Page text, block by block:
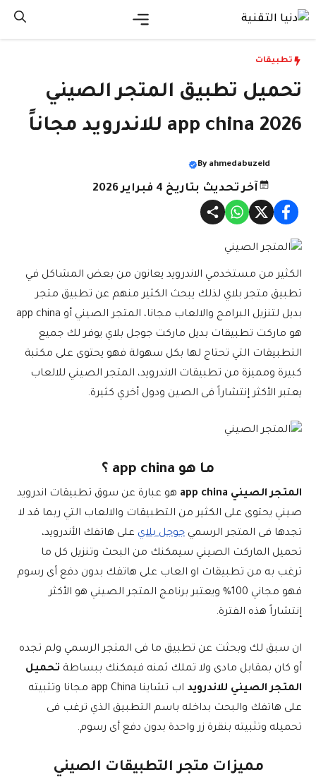
انتقل
تطبيقات
تحميل تطبيق المتجر الصيني
2026 app china للاندرويد مجاناً
By ahmedabuzeid
آخر تحديث بتاريخ 4 فبراير 2026
الكثير من مستخدمي الاندرويد يعانون من بعض المشاكل في
تطبيق متجر بلاي لذلك يبحث الكثير منهم عن تطبيق متجر
بديل لتنزيل البرامج والالعاب مجانا، المتجر الصيني أو app china
هو ماركت تطبيقات بديل ماركت جوجل بلاي يوفر لك جميع
التطبيقات التي تحتاج لها بكل سهولة فهو يحتوى على مكتبة
كبيرة ومميزة من تطبيقات الاندرويد، المتجر الصيني للالعاب
يعتبر الأكثر إنتشاراً فى الصين ودول أخري كثيرة.
ما هو app china ؟
المتجر الصيني app china
هو عبارة عن سوق تطبيقات اندرويد
صيني يحتوى على الكثير من التطبيقات والالعاب التي ربما قد لا
تجدها فى المتجر الرسمي جوجل بلاي على هاتفك الأندرويد،
تحميل الماركت الصيني سيمكنك من البحث وتنزيل كل ما
ترغب به من تطبيقات او العاب على هاتفك بدون دفع أى رسوم
فهو مجاني 100% ويعتبر برنامج المتجر الصيني هو الأكثر
إنتشاراً هذه الفترة.
ان سبق لك وبحثت عن تطبيق ما فى المتجر الرسمي ولم تجده
أو كان بمقابل مادى ولا تملك ثمنه فيمكنك ببساطة تحميل
المتجر الصيني للاندرويد
اب تشاينا app China مجانا وتثبيته
على هاتفك والبحث بداخله باسم التطبيق الذي ترغب فى
تحميله وتثبيته بنقرة زر واحدة بدون دفع أى رسوم.
مميزات متجر التطبيقات الصيني